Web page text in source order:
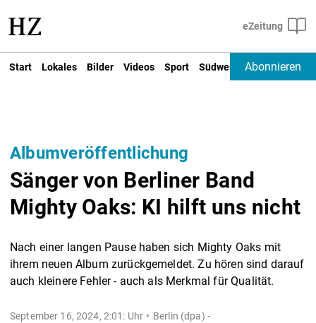
Start Lokales Bilder Videos Sport Südwest Deutschland
Abonnieren
Albumveröffentlichung
Sänger von Berliner Band
Mighty Oaks: KI hilft uns nicht
Nach einer langen Pause haben sich Mighty Oaks mit
ihrem neuen Album zurückgemeldet. Zu hören sind darauf
auch kleinere Fehler - auch als Merkmal für Qualität.
September 16, 2024, 2:01: Uhr
Berlin (dpa) -